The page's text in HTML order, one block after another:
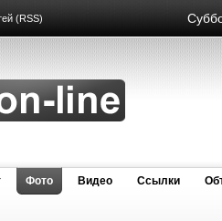
(RSS)
Фото Видео Cсылки